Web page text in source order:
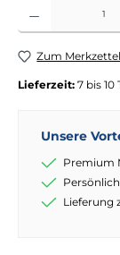
Produkt Anzahl:
Zum
Lieferzeit: 7 bis
Unsere
Premium
Lieferung